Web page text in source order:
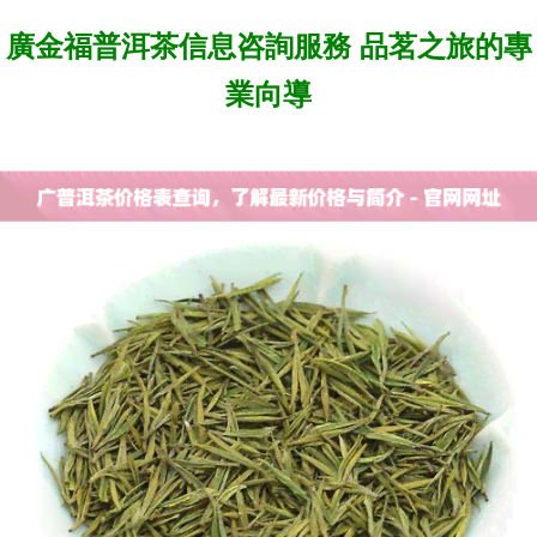
廣金福普洱茶信息咨詢服務 品茗之旅的專
業向導